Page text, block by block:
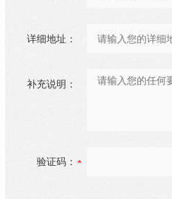
详细地址：
补充说明：
验证码：